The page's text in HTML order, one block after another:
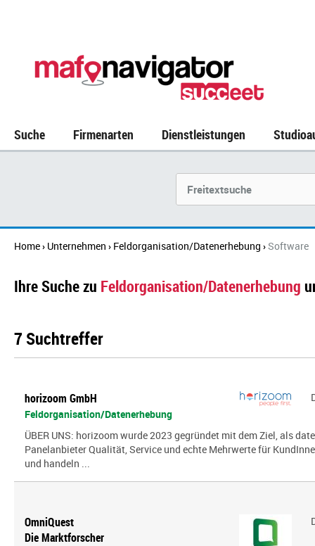
Suche Firmenarten Dienstleistungen
Home› Unternehmen › Feldorganisation/Datenerhebung ›Software
Ihre Suche zu Feldorganisation/Datenerhebung
7 Suchtreffer
horizoom GmbH
Feldorganisation/Datenerhebung
ÜBER UNS: horizoom wurde 2023 gegründet mit dem Ziel, als
Panelanbieter Qualität, Service und echte Mehrwerte für
und handeln ...
OmniQuest
Die Marktforscher